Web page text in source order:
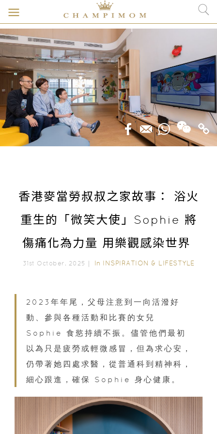
香港麥當勞叔叔之家故事： 浴火
重生的「微笑大使」Sophie 將
傷痛化為力量 用樂觀感染世界
31st October, 2025｜ In INSPIRATION & LIFESTYLE
2023年年尾，父母注意到一向活潑好
動、參與各種活動和比賽的女兒
Sophie 食慾持續不振。儘管他們最初
以為只是疲勞或輕微感冒，但為求心安，
仍帶著她四處求醫，從普通科到精神科，
細心跟進，確保 Sophie 身心健康。